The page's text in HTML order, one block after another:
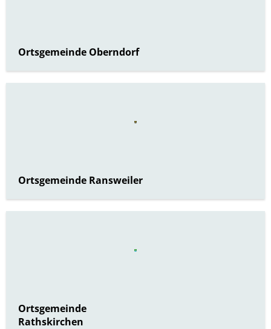
Ortsgemeinde Oberndorf
Ortsgemeinde Ransweiler
Ortsgemeinde
Rathskirchen